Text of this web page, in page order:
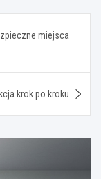
miejsca
krok po kroku